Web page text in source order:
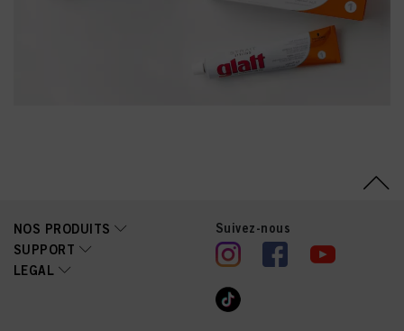
NOS PRODUITS
SUPPORT
LEGAL
Suivez-nous